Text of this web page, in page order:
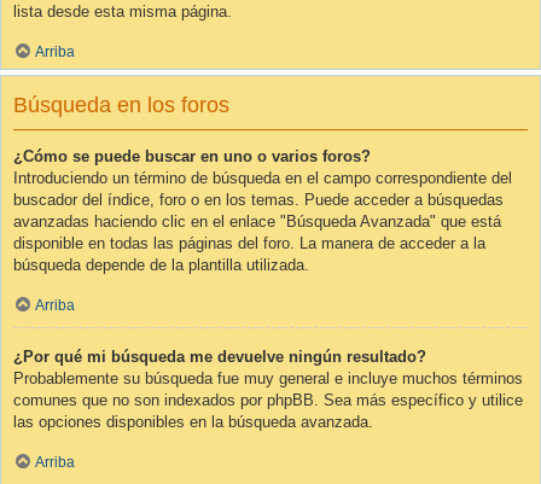
lista desde esta misma página.
Arriba
Búsqueda en los foros
¿Cómo se puede buscar en uno o varios foros?
Introduciendo un término de búsqueda en el campo correspondiente del
buscador del índice, foro o en los temas. Puede acceder a búsquedas
avanzadas haciendo clic en el enlace "Búsqueda Avanzada" que está
disponible en todas las páginas del foro. La manera de acceder a la
búsqueda depende de la plantilla utilizada.
Arriba
¿Por qué mi búsqueda me devuelve ningún resultado?
Probablemente su búsqueda fue muy general e incluye muchos términos
comunes que no son indexados por phpBB. Sea más específico y utilice
las opciones disponibles en la búsqueda avanzada.
Arriba